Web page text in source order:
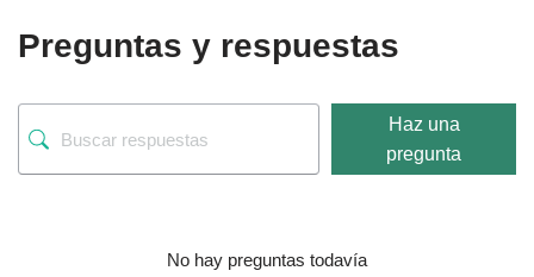
Preguntas y respuestas
Haz una
pregunta
No hay preguntas todavía